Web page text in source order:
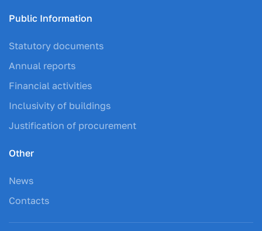
Public Information
Statutory documents
Annual reports
Financial activities
Inclusivity of buildings
Justification of procurement
Other
News
Contacts